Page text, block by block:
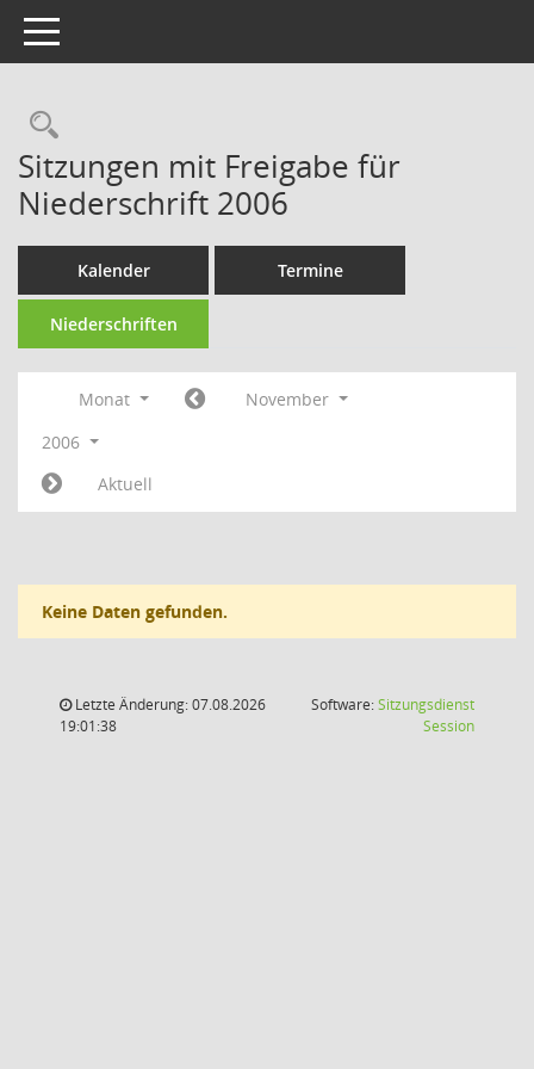
Toggle navigation
Rechercheauswahl
Sitzungen mit Freigabe für
Niederschrift 2006
Kalender Termine
Niederschriften
Monat
November
2006
Aktuell
Keine Daten gefunden.
Letzte Änderung: 07.08.2026
19:01:38
Software:Sitzungsdienst
Session(Wird in